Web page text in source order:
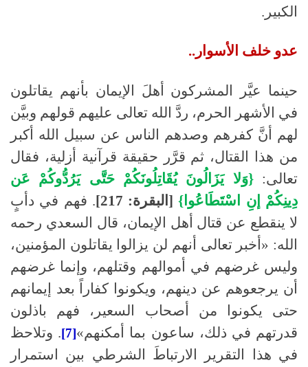
الكبير.
عدو خلف الأسوار..
حينما عيَّر المشركون أهلَ الإيمان بأنهم يقاتلون
في الأشهر الحرم، ردَّ الله تعالى عليهم قولهم وبيَّن
لهم أنَّ كفرهم وصدهم الناس عن سبيل الله أكبر
من هذا القتال، ثم قرَّر حقيقة قرآنية أزلية، فقال
تعالى:{وَلا يَزَالُونَ يُقَاتِلُونَكُمْ حَتَّى يَرُدُّوكُمْ عَن
دِينِكُمْ إنِ اسْتَطَاعُوا}[البقرة: 217]
. فهم في دأبٍ
لا ينقطع عن قتال أهل الإيمان، قال السعدي رحمه
الله: «أخبر تعالى أنهم لن يزالوا يقاتلون المؤمنين،
وليس غرضهم في أموالهم وقتلهم، وإنما غرضهم
أن يرجعوهم عن دينهم، ويكونوا كفاراً بعد إيمانهم
حتى يكونوا من أصحاب السعير، فهم باذلون
قدرتهم في ذلك، ساعون بما أمكنهم»[7]
. وتلاحظ
في هذا التقرير الارتباطَ الشرطي بين استمرار